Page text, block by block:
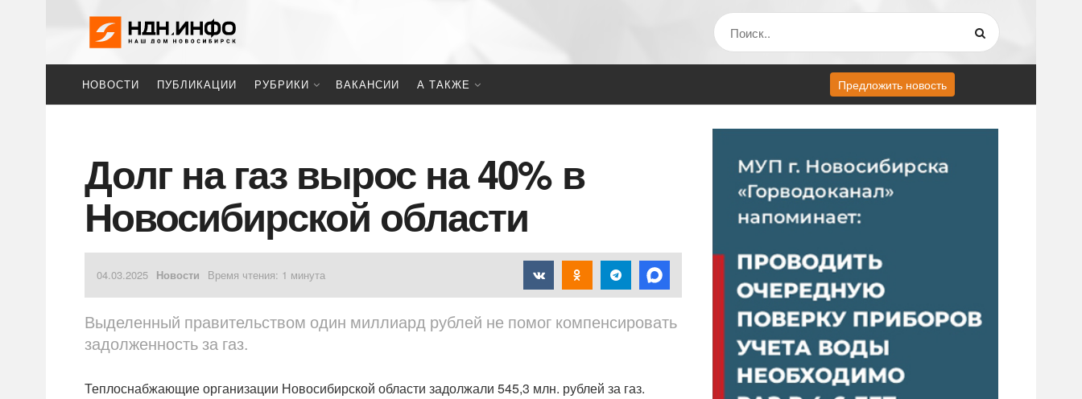
НОВОСТИ ПУБЛИКАЦИИ РУБРИКИ ВАКАНСИИ А ТАКЖЕ Предложить новость
Долг на газ вырос на 40% в
Новосибирской области
04.03.2025 Новости Время чтения: 1 минута
Выделенный правительством один миллиард рублей не помог компенсировать
задолженность за газ.
Теплоснабжающие организации Новосибирской области задолжали 545,3 млн. рублей за газ.